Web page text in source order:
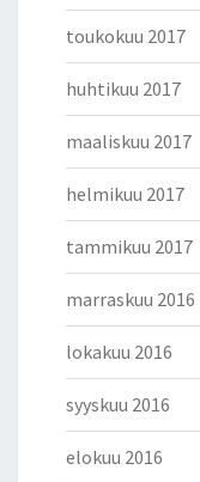
toukokuu 2017
huhtikuu 2017
maaliskuu 2017
helmikuu 2017
tammikuu 2017
marraskuu 2016
lokakuu 2016
syyskuu 2016
elokuu 2016